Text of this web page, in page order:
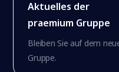
Aktuelles der
praemium Gruppe
Bleiben Sie auf dem
Gruppe.